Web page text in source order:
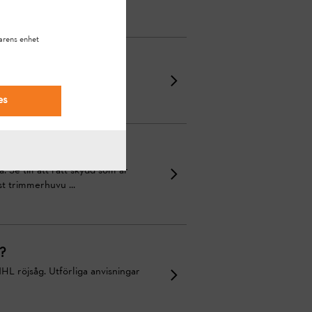
Se till att rätt skydd som är
trimmerhuvu ...
röjsåg. Utförliga anvisningar
enhet